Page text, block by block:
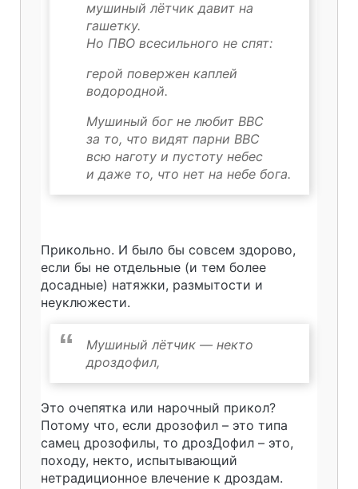
мушиный лётчик давит на
гашетку.
Но ПВО всесильного не спят:
герой повержен каплей
водородной.
Мушиный бог не любит ВВС
за то, что видят парни ВВС
всю наготу и пустоту небес
и даже то, что нет на небе бога.
Прикольно. И было бы совсем здорово,
если бы не отдельные (и тем более
досадные) натяжки, размытости и
неуклюжести.
Мушиный лётчик — некто
дроздофил,
Это очепятка или нарочный прикол?
Потому что, если дрозофил – это типа
самец дрозофилы, то дрозДофил – это,
походу, некто, испытывающий
нетрадиционное влечение к дроздам.